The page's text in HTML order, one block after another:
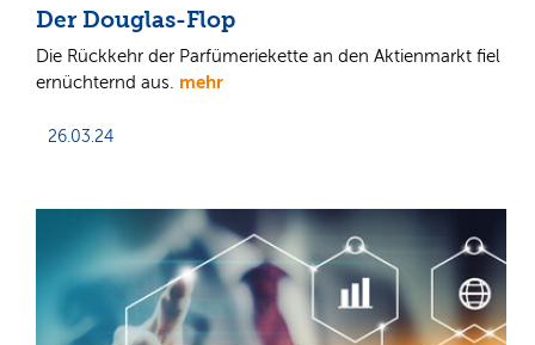
Der Douglas-Flop
Die Rückkehr der Parfümeriekette an den Aktienmarkt fiel
ernüchternd aus. mehr
26.03.24